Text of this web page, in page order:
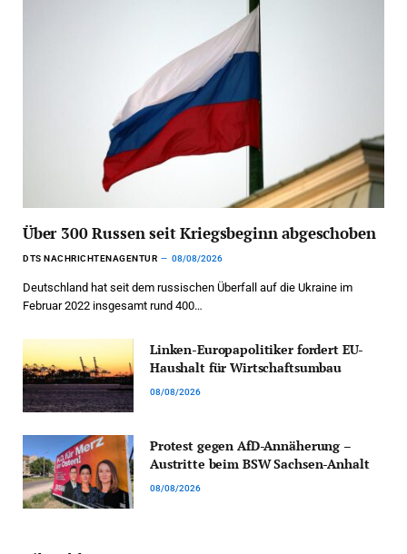
Über 300 Russen seit Kriegsbeginn abgeschoben
DTS NACHRICHTENAGENTUR 08/08/2026
Deutschland hat seit dem russischen Überfall auf die Ukraine im
Februar 2022 insgesamt rund 400…
Linken-Europapolitiker fordert EU-
Haushalt für Wirtschaftsumbau
08/08/2026
Protest gegen AfD-Annäherung –
Austritte beim BSW Sachsen-Anhalt
08/08/2026